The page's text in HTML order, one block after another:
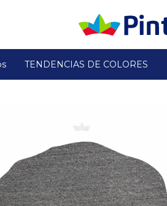
TENDENCIAS DE COLORES